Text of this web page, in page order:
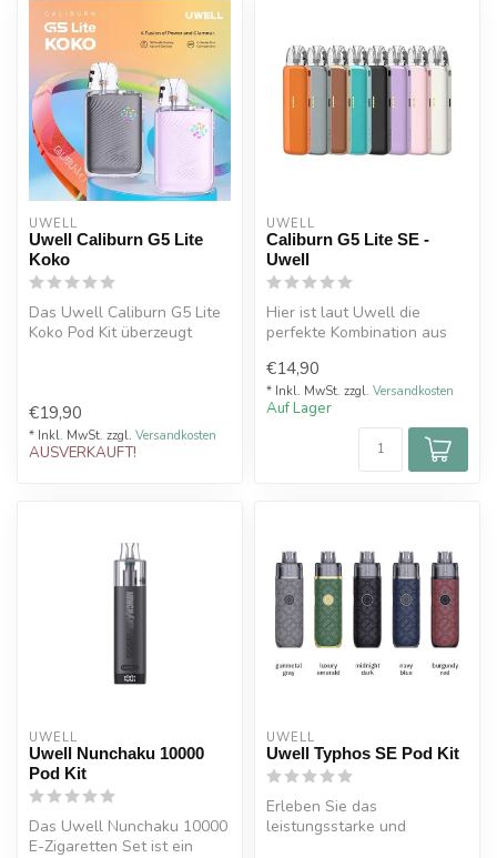
UWELL
Uwell Caliburn G5 Lite
Koko
Das Uwell Caliburn G5 Lite
Koko Pod Kit überzeugt
€19,90
* Inkl. MwSt. zzgl. Versandkosten
AUSVERKAUFT!
UWELL
Caliburn G5 Lite SE -
Uwell
Hier ist laut Uwell die
perfekte Kombination aus
Einfachhe...
€14,90
* Inkl. MwSt. zzgl. Versandkosten
Auf Lager
UWELL
Uwell Nunchaku 10000
Pod Kit
Das Uwell Nunchaku 10000
E-Zigaretten Set ist ein
UWELL
Uwell Typhos SE Pod Kit
Erleben Sie das
leistungsstarke und